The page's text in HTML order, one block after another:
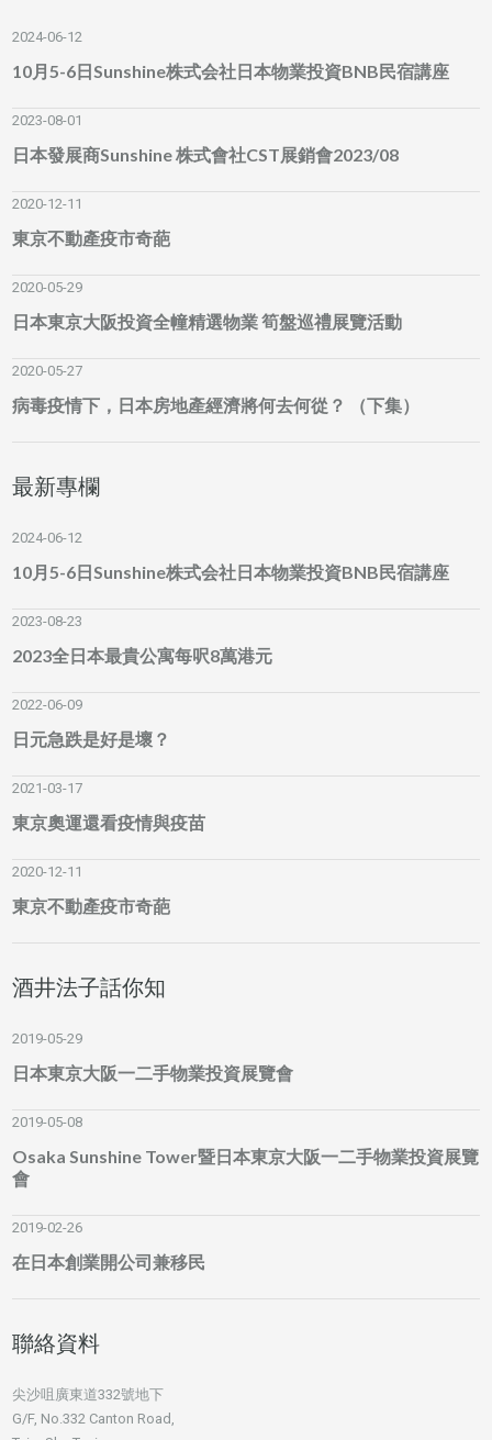
2024-06-12
10月5-6日Sunshine株式会社日本物業投資BNB民宿講座
2023-08-01
日本發展商Sunshine 株式會社CST展銷會2023/08
2020-12-11
東京不動產疫市奇葩
2020-05-29
日本東京大阪投資全幢精選物業 筍盤巡禮展覽活動
2020-05-27
病毒疫情下，日本房地產經濟將何去何從？ （下集）
最新專欄
2024-06-12
10月5-6日Sunshine株式会社日本物業投資BNB民宿講座
2023-08-23
2023全日本最貴公寓每呎8萬港元
2022-06-09
日元急跌是好是壞？
2021-03-17
東京奧運還看疫情與疫苗
2020-12-11
東京不動產疫市奇葩
酒井法子話你知
2019-05-29
日本東京大阪一二手物業投資展覽會
2019-05-08
Osaka Sunshine Tower暨日本東京大阪一二手物業投資展覽
會
2019-02-26
在日本創業開公司兼移民
聯絡資料
尖沙咀廣東道332號地下
G/F, No.332 Canton Road,